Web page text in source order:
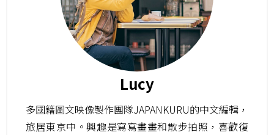
Lucy
多國籍圖文映像製作團隊JAPANKURU的中文編輯，
旅居東京中。興趣是寫寫畫畫和散步拍照，喜歡復